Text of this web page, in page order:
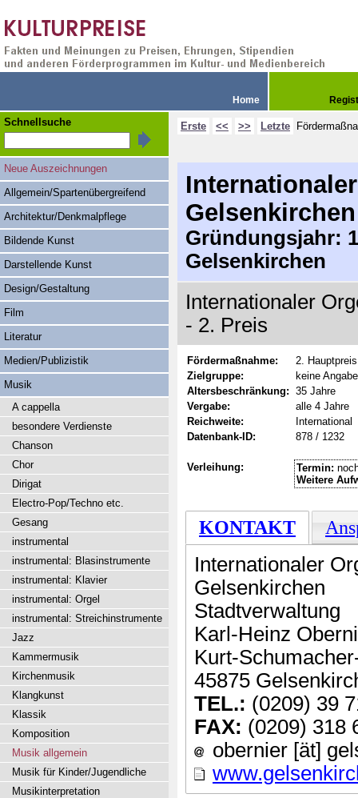
Home
Erste << >> Letzte
Gelsenkirchen
Gründungsjahr:
Gelsenkirchen
Internationaler
- 2. Preis
Fördermaßnahme:
2. Hauptpreis
Zielgruppe:
keine Angabe
Altersbeschränkung: 35 Jahre
Vergabe:
alle 4 Jahre
Reichweite:
International
Datenbank-ID:
878 / 1232
Verleihung: Termin:
Weitere
KONTAKT
Internationaler
Gelsenkirchen
Stadtverwaltung
Karl-Heinz
Kurt-
45875
TEL.: (0209) 39
FAX: (0209) 318
obernier [ät]
Schnellsuche
Neue Auszeichnungen
Allgemein/Spartenübergreifend
Architektur/Denkmalpflege
Bildende Kunst
Darstellende Kunst
Design/Gestaltung
Film
Literatur
Medien/Publizistik
Musik
A cappella
besondere Verdienste
Chanson
Chor
Dirigat
Electro-Pop/Techno etc.
Gesang
instrumental
instrumental: Blasinstrumente
instrumental: Klavier
instrumental: Orgel
instrumental: Streichinstrumente
Jazz
Kammermusik
Kirchenmusik
Klangkunst
Klassik
Komposition
Musik allgemein
Musik für Kinder/Jugendliche
Musikinterpretation